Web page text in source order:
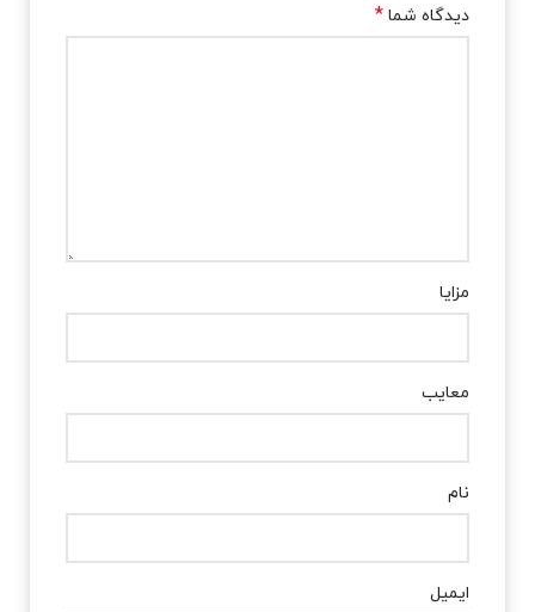
دیدگاه شما *
مزایا
معایب
نام
ایمیل